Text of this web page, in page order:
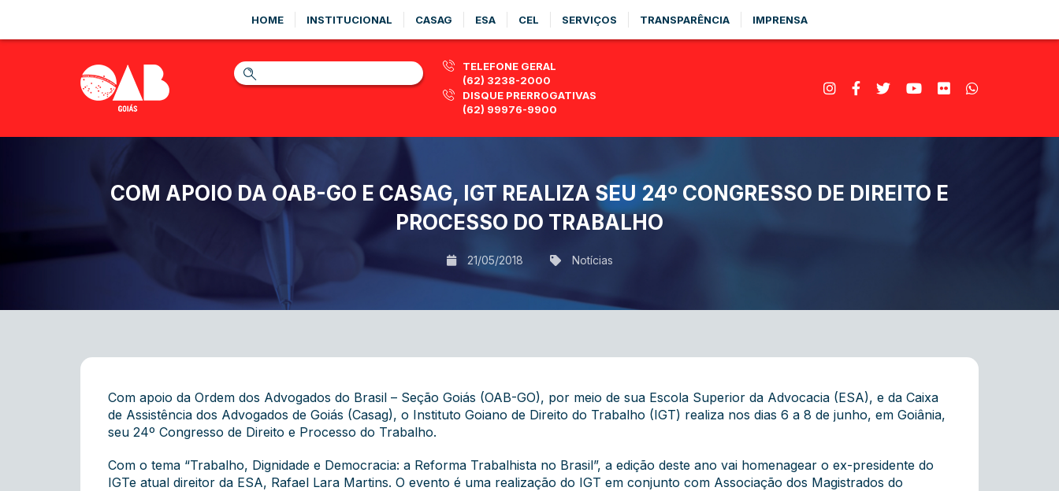
HOME INSTITUCIONAL CASAG ESA CEL SERVIÇOS TRANSPARÊNCIA IMPRENSA
TELEFONE GERAL
(62) 3238-2000
DISQUE PRERROGATIVAS
(62) 99976-9900
COM APOIO DA OAB-GO E CASAG, IGT REALIZA SEU 24º CONGRESSO DE DIREITO E
PROCESSO DO TRABALHO
21/05/2018 Notícias
Com apoio da Ordem dos Advogados do Brasil – Seção Goiás (OAB-GO), por meio de sua Escola Superior da Advocacia (ESA), e da Caixa
de Assistência dos Advogados de Goiás (Casag), o Instituto Goiano de Direito do Trabalho (IGT) realiza nos dias 6 a 8 de junho, em Goiânia,
seu 24º Congresso de Direito e Processo do Trabalho.
Com o tema “Trabalho, Dignidade e Democracia: a Reforma Trabalhista no Brasil”, a edição deste ano vai homenagear o ex-presidente do
IGTe atual direitor da ESA, Rafael Lara Martins. O evento é uma realização do IGT em conjunto com Associação dos Magistrados do